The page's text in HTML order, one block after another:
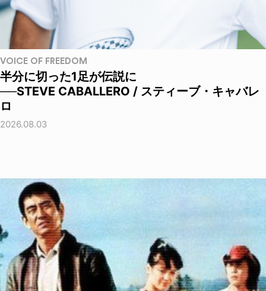
VOICE OF FREEDOM
半分に切った1足が伝説に
──STEVE CABALLERO / スティーブ・キャバレ
ロ
2026.08.03